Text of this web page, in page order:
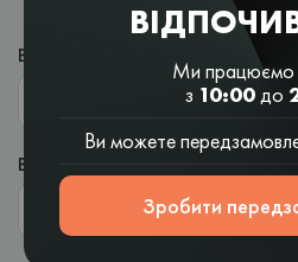
Ваше ім'я
Введіть номер
Ми працюємо
з 10:00до
Ви можете
Зробити